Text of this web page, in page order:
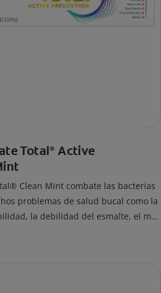
Total® Active
Clean Mint combate las bacterias
problemas de salud bucal como la
la debilidad del esmalte, el mal